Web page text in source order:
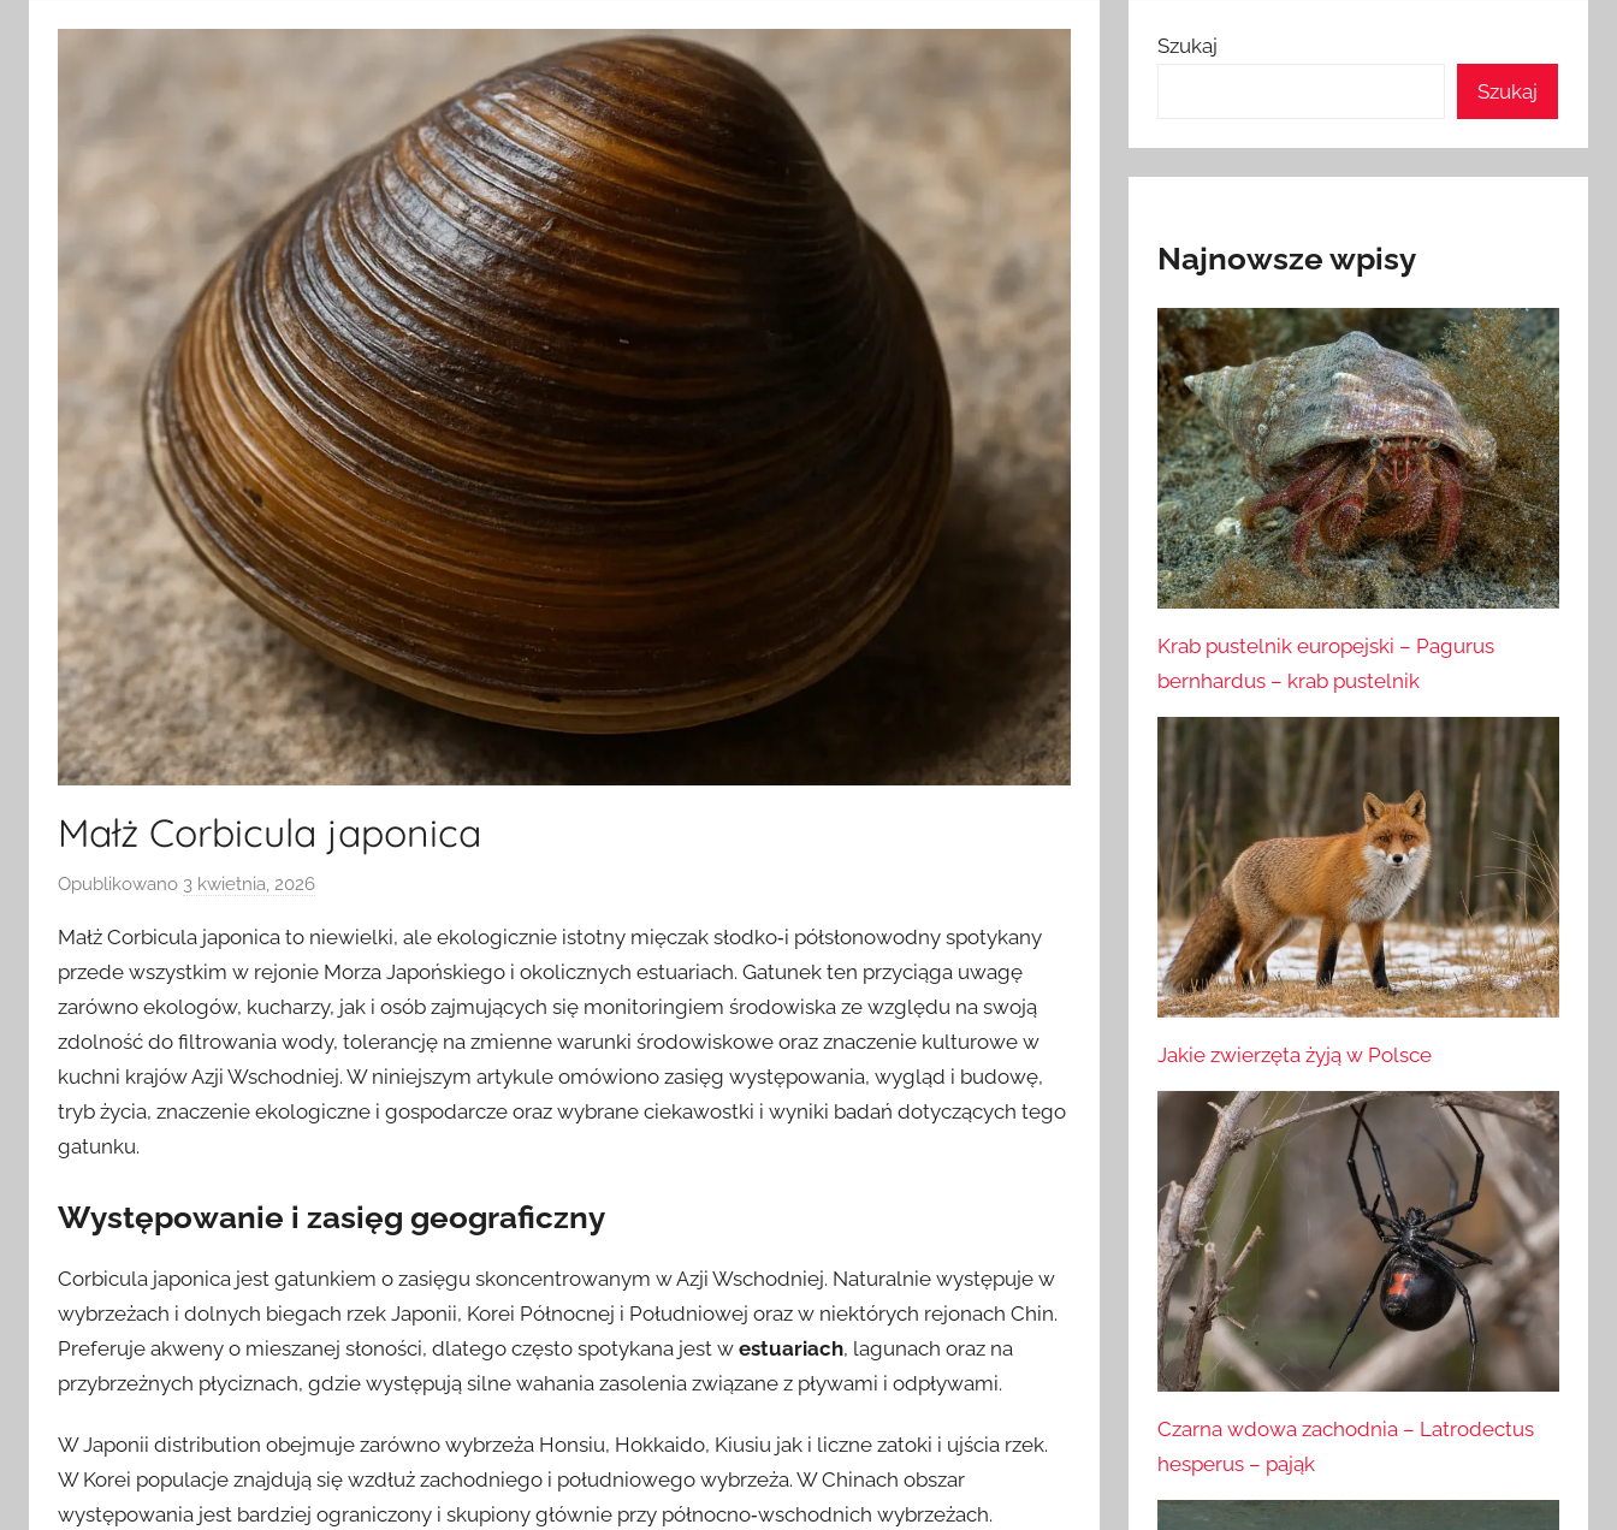
Małż Corbicula japonica
Opublikowano 3 kwietnia, 2026
z
e
z
Małż Corbicula japonica to niewielki, ale ekologicznie istotny mięczak słodko‑i półsłonowodny spotykany
przede wszystkim w rejonie Morza Japońskiego i okolicznych estuariach. Gatunek ten przyciąga uwagę
zarówno ekologów, kucharzy, jak i osób zajmujących się monitoringiem środowiska ze względu na swoją
zdolność do filtrowania wody, tolerancję na zmienne warunki środowiskowe oraz znaczenie kulturowe w
kuchni krajów Azji Wschodniej. W niniejszym artykule omówiono zasięg występowania, wygląd i budowę,
tryb życia, znaczenie ekologiczne i gospodarcze oraz wybrane ciekawostki i wyniki badań dotyczących tego
gatunku.
Występowanie i zasięg geograficzny
Corbicula japonica jest gatunkiem o zasięgu skoncentrowanym w Azji Wschodniej. Naturalnie występuje w
wybrzeżach i dolnych biegach rzek Japonii, Korei Północnej i Południowej oraz w niektórych rejonach Chin.
Preferuje akweny o mieszanej słoności, dlatego często spotykana jest w estuariach, lagunach oraz na
przybrzeżnych płyciznach, gdzie występują silne wahania zasolenia związane z pływami i odpływami.
W Japonii distribution obejmuje zarówno wybrzeża Honsiu, Hokkaido, Kiusiu jak i liczne zatoki i ujścia rzek.
W Korei populacje znajdują się wzdłuż zachodniego i południowego wybrzeża. W Chinach obszar
występowania jest bardziej ograniczony i skupiony głównie przy północno‑wschodnich wybrzeżach.
Szukaj
Szukaj
Najnowsze wpisy
Krab pustelnik europejski – Pagurus
bernhardus – krab pustelnik
Jakie zwierzęta żyją w Polsce
Czarna wdowa zachodnia – Latrodectus
hesperus – pająk